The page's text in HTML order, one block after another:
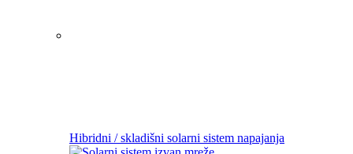
Hibridni / skladišni solarni sistem napajanja